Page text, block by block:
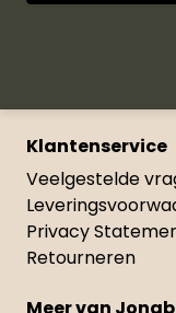
Klantenservice
Veelgestelde
Privacy
Retourneren